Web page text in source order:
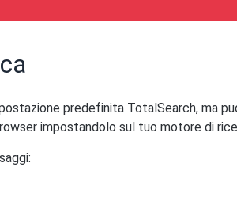
predefinita TotalSearch, ma
impostandolo sul tuo motore di